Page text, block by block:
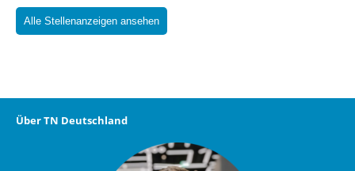
Alle Stellenanzeigen ansehen
Über TN Deutschland